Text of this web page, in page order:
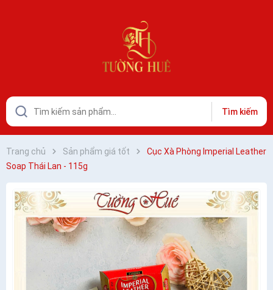
Tìm kiếm
Trang chủ Sản phẩm giá tốt
Cục Xà Phòng Imperial Leather
Soap Thái Lan - 115g